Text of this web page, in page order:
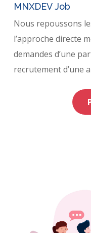
MNXDEV Job
Nous repoussons
l’approche directe
demandes d’une
recrutement d’une